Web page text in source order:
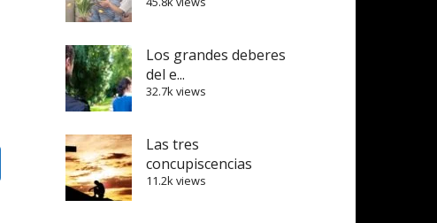
Los grandes deberes
del e...
32.7k views
Las tres
concupiscencias
11.2k views